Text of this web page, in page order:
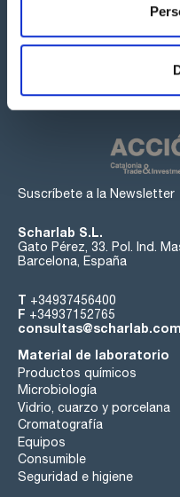
Suscríbete a la Newsletter
Scharlab S.L.
Gato Pérez, 33. Pol. Ind.
Barcelona, España
T +34937456400
F +34937152765
consultas@scharlab.com
Material de laboratorio
Productos químicos
Microbiología
Vidrio, cuarzo y porcelana
Cromatografía
Equipos
Consumible
Seguridad e higiene